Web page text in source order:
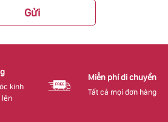
Gửi
kinh
lên
Miễn phí di chuyển
Tất cả mọi đơn hàng